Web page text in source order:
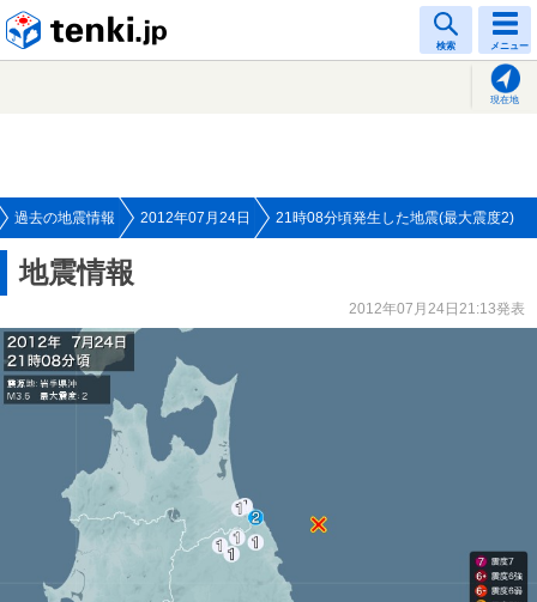
検索 メニュー
現在地
過去の地震情報 2012年07月24日 21時08分頃発生した地震(最大震度2)
地震情報
2012年07月24日21:13発表